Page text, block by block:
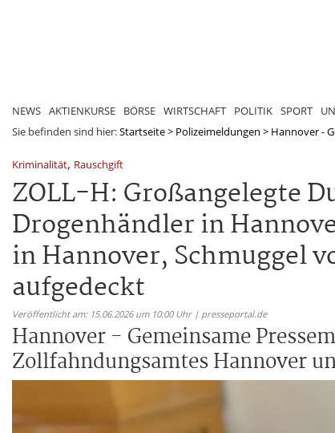
NEWS AKTIENKURSE BÖRSE WIRTSCHAFT POLITIK SPORT
Sie befinden sind hier:Startseite> Polizeimeldungen > Hannover -
Kriminalität, Rauschgift
ZOLL-H: Großangelegte
Drogenhändler in
in Hannover, Schmuggel
aufgedeckt
Veröffentlicht am: 15.06.2026 um 10:00 Uhr | presseportal.de
Hannover - Gemeinsame
Zollfahndungsamtes Hannover